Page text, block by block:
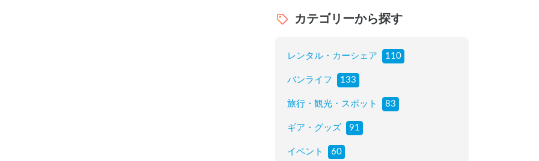
カテゴリーから探す
レンタル・カーシェア 110
バンライフ 133
旅行・観光・スポット 83
ギア・グッズ 91
イベント 60